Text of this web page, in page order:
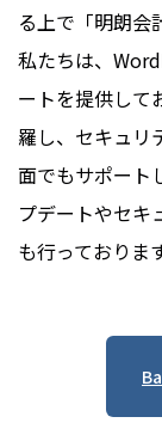
る上で「明朗会
私たちは、
ートを提供して
羅し、セキュリ
面でもサポート
プデートやセキ
も行っております